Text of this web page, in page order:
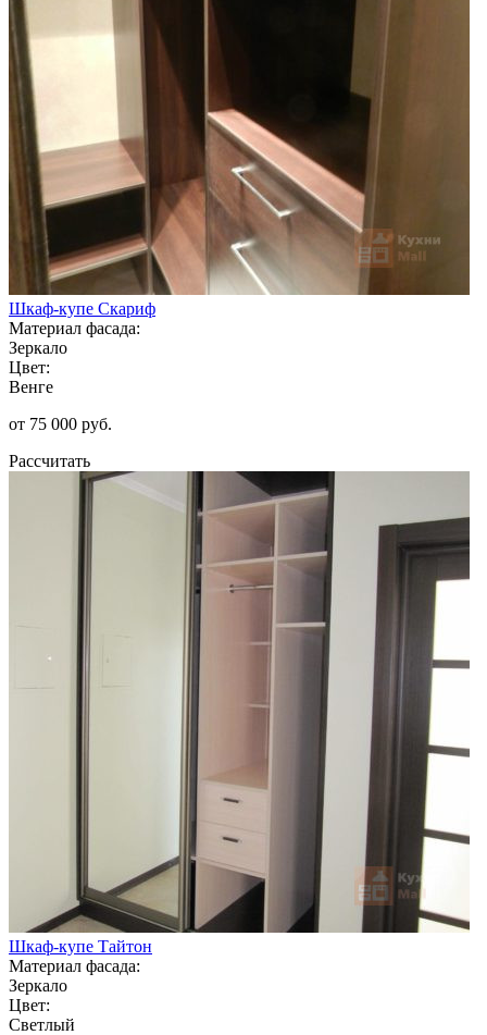
Шкаф-купе Скариф
Материал фасада:
Зеркало
Цвет:
Венге
от 75 000 руб.
Рассчитать
Шкаф-купе Тайтон
Материал фасада:
Зеркало
Цвет:
Светлый